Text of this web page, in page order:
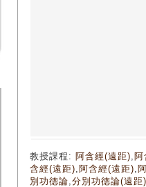
教授課程: 阿含經(遠距),
含經(遠距), 阿含經(遠距),
別功德論,分別功德論(遠距)